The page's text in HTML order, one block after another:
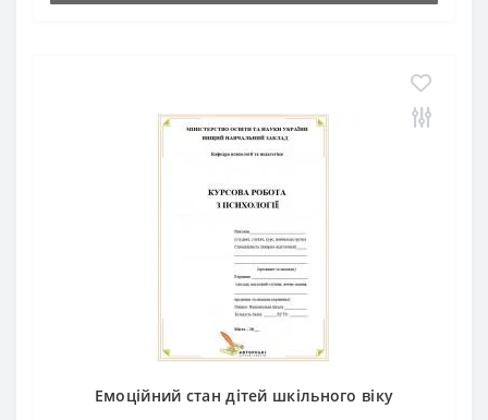
Емоційний стан дітей шкільного віку